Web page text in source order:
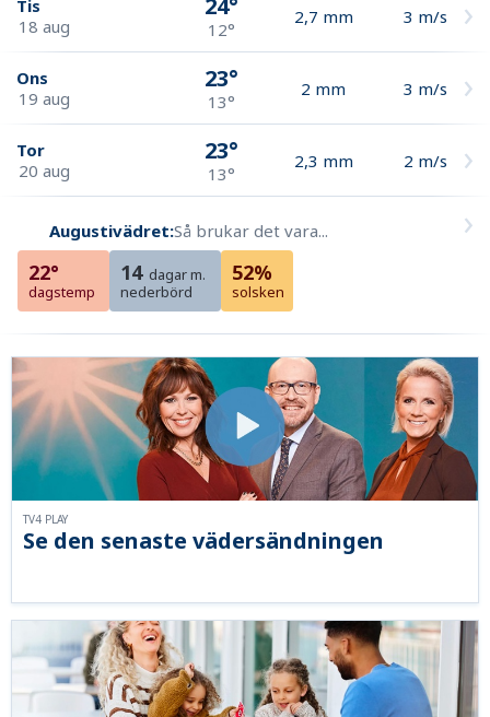
Tis
18 aug
24°
12°
2,7 mm 3 m/s
Ons
19 aug
23°
13°
2 mm 3 m/s
Tor
20 aug
23°
13°
2,3 mm 2 m/s
Augustivädret:Så brukar det vara...
22°
dagstemp
14 dagar m.
nederbörd
52%
solsken
Se den senaste vädersändningen
TV4 PLAY